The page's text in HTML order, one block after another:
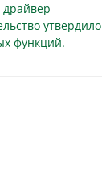
драйвер
утвердило
функций.